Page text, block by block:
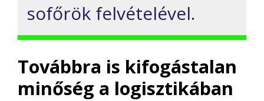
sofőrök felvételével.
Továbbra is kifogástalan
minőség a logisztikában